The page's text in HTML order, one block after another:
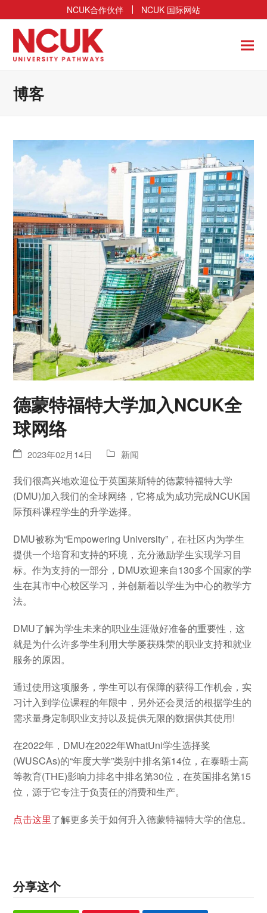
NCUK合作伙伴 NCUK 国际网站
博客
德蒙特福特大学加入NCUK全
球网络
2023年02月14日 新闻
我们很高兴地欢迎位于英国莱斯特的德蒙特福特大学
(DMU)加入我们的全球网络，它将成为成功完成NCUK国
际预科课程学生的升学选择。
DMU被称为“Empowering University”，在社区内为学生
提供一个培育和支持的环境，充分激励学生实现学习目
标。作为支持的一部分，DMU欢迎来自130多个国家的学
生在其市中心校区学习，并创新着以学生为中心的教学方
法。
DMU了解为学生未来的职业生涯做好准备的重要性，这
就是为什么许多学生利用大学屡获殊荣的职业支持和就业
服务的原因。
通过使用这项服务，学生可以有保障的获得工作机会，实
习计入到学位课程的年限中，另外还会灵活的根据学生的
需求量身定制职业支持以及提供无限的数据供其使用!
在2022年，DMU在2022年WhatUni学生选择奖
(WUSCAs)的“年度大学”类别中排名第14位，在泰晤士高
等教育(THE)影响力排名中排名第30位，在英国排名第15
位，源于它专注于负责任的消费和生产。
点击这里了解更多关于如何升入德蒙特福特大学的信息。
分享这个